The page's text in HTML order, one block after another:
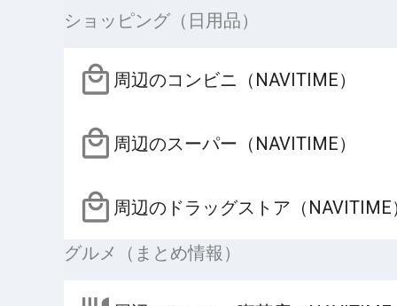
ショッピング（日用品）
周辺のコンビニ（NAVITIME）
周辺のスーパー（NAVITIME）
周辺のドラッグストア（NAVITIME
グルメ（まとめ情報）